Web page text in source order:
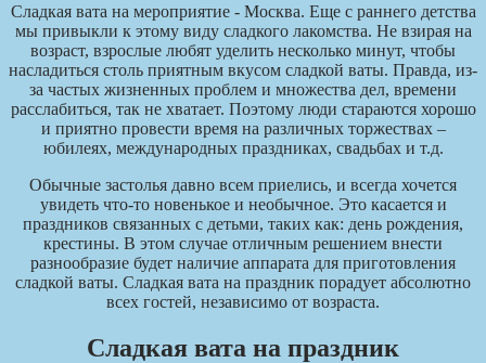
Сладкая вата на мероприятие - Москва. Еще с раннего детства
мы привыкли к этому виду сладкого лакомства. Не взирая на
возраст, взрослые любят уделить несколько минут, чтобы
насладиться столь приятным вкусом сладкой ваты. Правда, из-
за частых жизненных проблем и множества дел, времени
расслабиться, так не хватает. Поэтому люди стараются хорошо
и приятно провести время на различных торжествах –
юбилеях, международных праздниках, свадьбах и т.д.
Обычные застолья давно всем приелись, и всегда хочется
увидеть что-то новенькое и необычное. Это касается и
праздников связанных с детьми, таких как: день рождения,
крестины. В этом случае отличным решением внести
разнообразие будет наличие аппарата для приготовления
сладкой ваты. Сладкая вата на праздник порадует абсолютно
всех гостей, независимо от возраста.
Сладкая вата на праздник